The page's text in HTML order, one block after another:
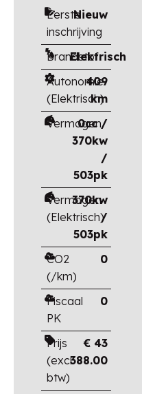
Eerste
inschrijving
Nieuw
Brandstof
Elektrisch
Autonomie
(Elektrisch)
409
km
Vermogen
0cc /
370kw
/
503pk
Vermogen
(Elektrisch)
370kw
/
503pk
CO2
(/km)
0
Fiscaal
PK
0
Prijs
(excl.
btw)
€ 43
388.00